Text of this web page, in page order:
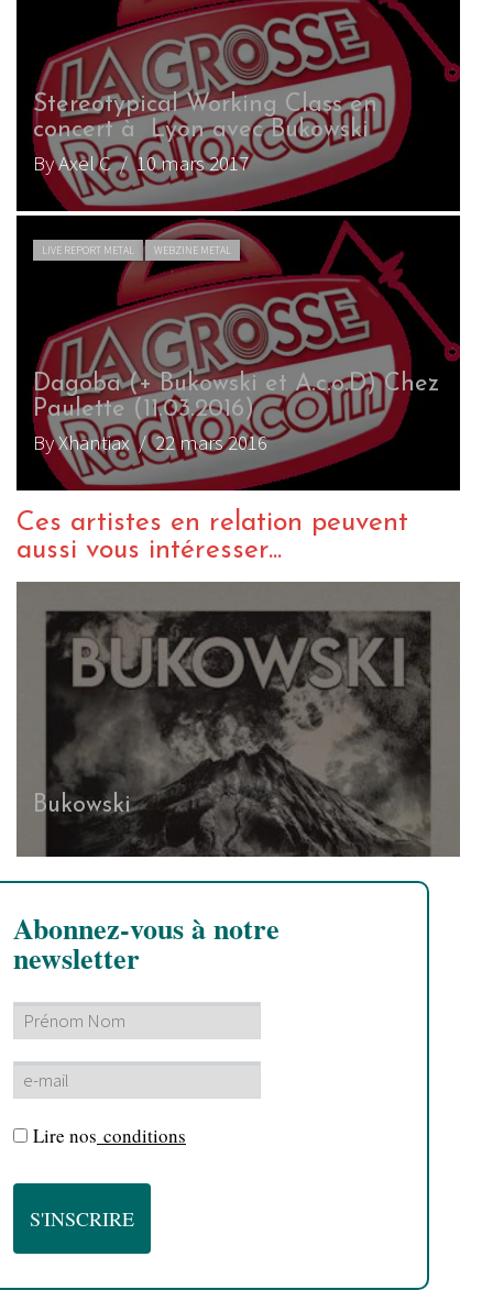
Stereotypical Working Class en
concert à Lyon avec Bukowski
By Axel C/ 10 mars 2017
LIVE REPORT METAL WEBZINE METAL
Dagoba (+ Bukowski et A.c.o.D) Chez
Paulette (11.03.2016)
By Xhantiax/ 22 mars 2016
Ces artistes en relation peuvent
aussi vous intéresser...
Bukowski
Abonnez-vous à notre
newsletter
Lire nos conditions